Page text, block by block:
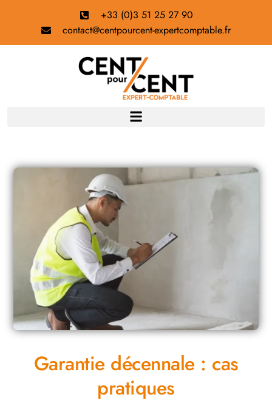
+33 (0)3 51 25 27 90
contact@centpourcent-expertcomptable.fr
Garantie décennale : cas
pratiques